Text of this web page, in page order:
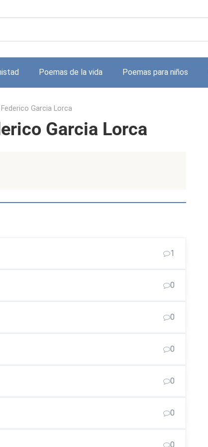
Poemas de la vida Poemas para niños
Garcia Lorca
Garcia Lorca
1
0
0
0
0
0
0